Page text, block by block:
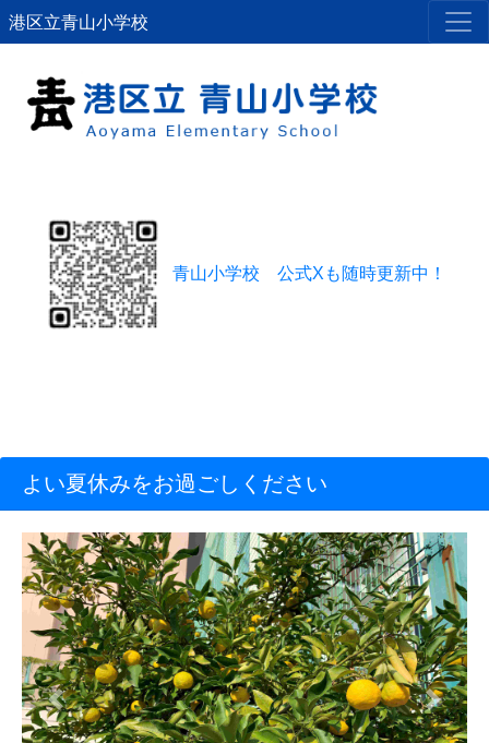
港区立青山小学校
青山小学校 公式Xも随時更新中！
よい夏休みをお過ごしください
Previous Next